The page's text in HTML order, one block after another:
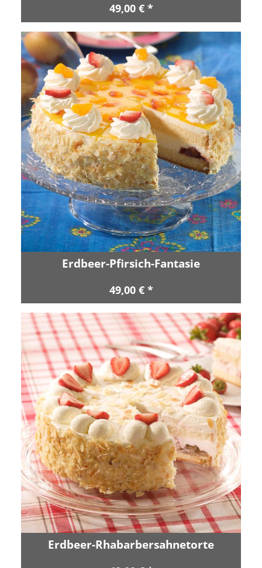
49,00 € *
Erdbeer-Pfirsich-Fantasie
49,00 € *
Erdbeer-Rhabarbersahnetorte